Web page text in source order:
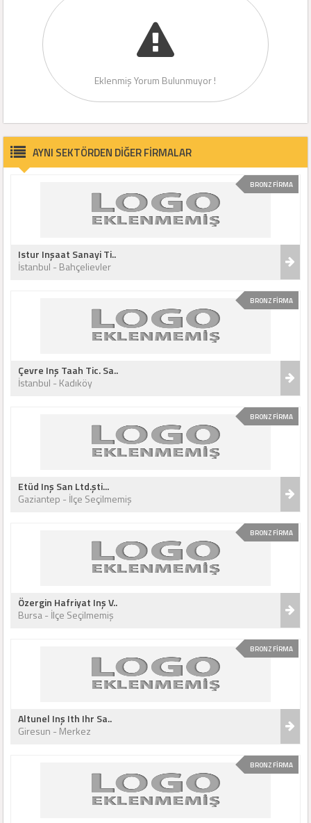
Eklenmiş Yorum Bulunmuyor !
AYNI SEKTÖRDEN DİĞER FİRMALAR
BRONZ FİRMA
Istur Inşaat Sanayi Ti..
İstanbul - Bahçelievler
BRONZ FİRMA
Çevre Inş Taah Tic. Sa..
İstanbul - Kadıköy
BRONZ FİRMA
Etüd Inş San Ltd.şti...
Gaziantep - İlçe Seçilmemiş
BRONZ FİRMA
Özergin Hafriyat Inş V..
Bursa - İlçe Seçilmemiş
BRONZ FİRMA
Altunel Inş Ith Ihr Sa..
Giresun - Merkez
BRONZ FİRMA